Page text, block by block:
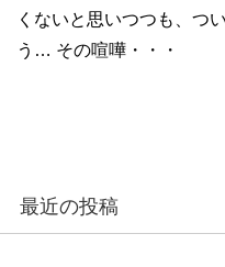
くないと思いつつも、つ
う… その喧嘩・・・
最近の投稿